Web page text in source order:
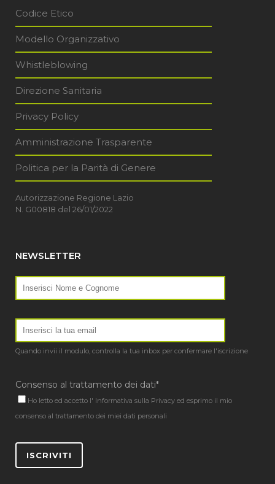
Codice Etico
Modello Organizzativo
Whistleblowing
Direzione Sanitaria
Privacy Policy
Amministrazione Trasparente
Politica per la Parità di Genere
Autorizzazione Regione Lazio
N. G00818 del 26/01/2022
NEWSLETTER
Quando invii il modulo, controlla la tua inbox per confermare l'iscrizione
Consenso al trattamento dei dati*
Ho letto ed accetto l' Informativa sulla Privacy ed esprimo il mio
consenso al trattamento dei miei dati personali
ISCRIVITI